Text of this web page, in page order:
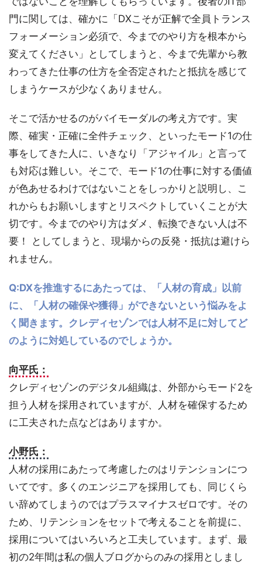
門に関しては、確かに「DXこそが正解で全員トランス
フォーメーション必須で、今までのやり方を根本から
変えてください」としてしまうと、今まで先輩から教
わってきた仕事の仕方を全否定されたと抵抗を感じて
しまうケースが少なくありません。
そこで活かせるのがバイモーダルの考え方です。実
際、確実・正確に全件チェック、といったモード1の仕
事をしてきた人に、いきなり「アジャイル」と言って
も対応は難しい。そこで、モード1の仕事に対する価値
が色あせるわけではないことをしっかりと説明し、こ
れからもお願いしますとリスペクトしていくことが大
切です。今までのやり方はダメ、転換できない人は不
要！ としてしまうと、現場からの反発・抵抗は避けら
れません。
Q:DXを推進するにあたっては、「人材の育成」以前
に、「人材の確保や獲得」ができないという悩みをよ
く聞きます。クレディセゾンでは人材不足に対してど
のように対処しているのでしょうか。
向平氏：
クレディセゾンのデジタル組織は、外部からモード2を
担う人材を採用されていますが、人材を確保するため
に工夫された点などはありますか。
小野氏：
人材の採用にあたって考慮したのはリテンションにつ
いてです。多くのエンジニアを採用しても、同じくら
い辞めてしまうのではプラスマイナスゼロです。その
ため、リテンションをセットで考えることを前提に、
採用についてはいろいろと工夫しています。まず、最
初の2年間は私の個人ブログからのみの採用としまし